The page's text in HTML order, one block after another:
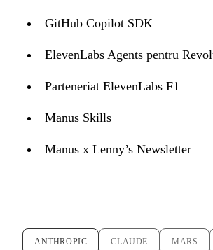
GitHub Copilot SDK
ElevenLabs Agents pentru
Parteneriat ElevenLabs F1
Manus Skills
Manus x Lenny’s Newsletter
ANTHROPIC CLAUDE MARS